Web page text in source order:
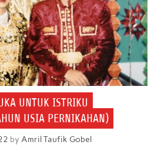
UNTUK ISTRIKU
USIA PERNIKAHAN)
by Amril Taufik Gobel